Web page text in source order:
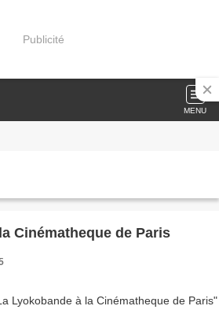
Publicité
MENU
Cinématheque de Paris